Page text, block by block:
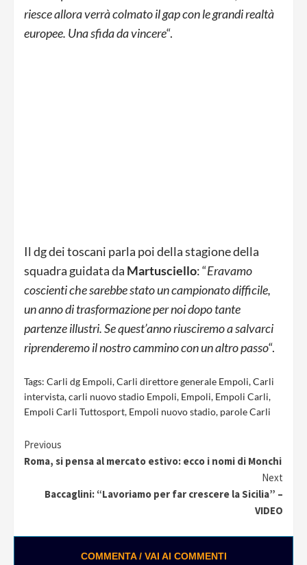
riesce allora verrà colmato il gap con le grandi realtà
europee. Una sfida da vincere“.
Il dg dei toscani parla poi della stagione della
squadra guidata da Martusciello: “Eravamo
coscienti che sarebbe stato un campionato difficile,
un anno di trasformazione per noi dopo tante
partenze illustri. Se quest’anno riusciremo a salvarci
riprenderemo il nostro cammino con un altro passo“.
Tags: Carli dg Empoli,Carli direttore generale Empoli,Carli
intervista,carli nuovo stadio Empoli, Empoli, Empoli Carli,
Empoli Carli Tuttosport, Empoli nuovo stadio, parole Carli
Continue
Reading
Previous
Roma, si pensa al mercato estivo: ecco i nomi di Monchi
Next
Baccaglini: “Lavoriamo per far crescere la Sicilia” –
VIDEO
COMMENTA / VAI AI COMMENTI